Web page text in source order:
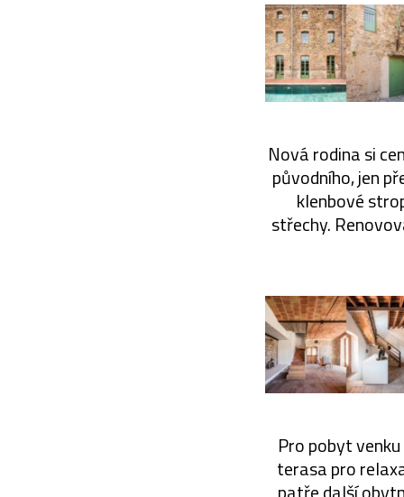
Nová rodina si
původního, jen
klenbové
střechy.
Pro pobyt
terasa pro